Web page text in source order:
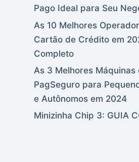
Pago Ideal para Seu
As 10 Melhores
Cartão de Crédito em
Completo
As 3 Melhores
PagSeguro para
e Autônomos em 2024
Minizinha Chip 3: GUIA